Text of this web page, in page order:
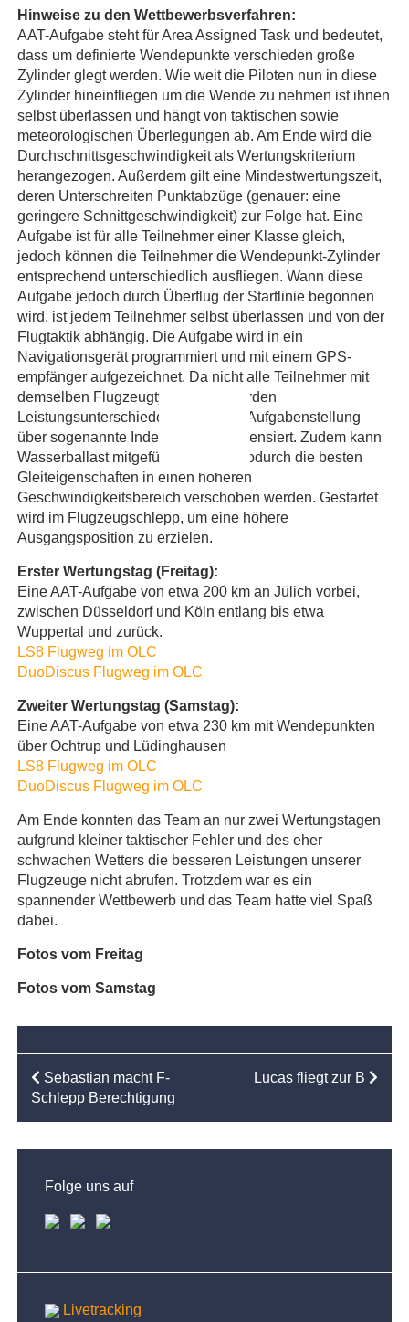
Hinweise zu den Wettbewerbsverfahren:
AAT-Aufgabe steht für Area Assigned Task und bedeutet,
dass um definierte Wendepunkte verschieden große
Zylinder glegt werden. Wie weit die Piloten nun in diese
Zylinder hineinfliegen um die Wende zu nehmen ist ihnen
selbst überlassen und hängt von taktischen sowie
meteorologischen Überlegungen ab. Am Ende wird die
Durchschnittsgeschwindigkeit als Wertungskriterium
herangezogen. Außerdem gilt eine Mindestwertungszeit,
deren Unterschreiten Punktabzüge (genauer: eine
geringere Schnittgeschwindigkeit) zur Folge hat. Eine
Aufgabe ist für alle Teilnehmer einer Klasse gleich,
jedoch können die Teilnehmer die Wendepunkt-Zylinder
entsprechend unterschiedlich ausfliegen. Wann diese
Aufgabe jedoch durch Überflug der Startlinie begonnen
wird, ist jedem Teilnehmer selbst überlassen und von der
Flugtaktik abhängig. Die Aufgabe wird in ein
Navigationsgerät programmiert und mit einem GPS-
empfänger aufgezeichnet. Da nicht alle Teilnehmer mit
demselben Flugzeugtyp fliegen, werden
Leistungsunterschiede bei gleicher Aufgabenstellung
über sogenannte Indexpunkte kompensiert. Zudem kann
Wasserballast mitgeführt werden, wodurch die besten
Gleiteigenschaften in einen höheren
Geschwindigkeitsbereich verschoben werden. Gestartet
wird im Flugzeugschlepp, um eine höhere
Ausgangsposition zu erzielen.
Erster Wertungstag (Freitag):
Eine AAT-Aufgabe von etwa 200 km an Jülich vorbei,
zwischen Düsseldorf und Köln entlang bis etwa
Wuppertal und zurück.
LS8 Flugweg im OLC
DuoDiscus Flugweg im OLC
Zweiter Wertungstag (Samstag):
Eine AAT-Aufgabe von etwa 230 km mit Wendepunkten
über Ochtrup und Lüdinghausen
LS8 Flugweg im OLC
DuoDiscus Flugweg im OLC
Am Ende konnten das Team an nur zwei Wertungstagen
aufgrund kleiner taktischer Fehler und des eher
schwachen Wetters die besseren Leistungen unserer
Flugzeuge nicht abrufen. Trotzdem war es ein
spannender Wettbewerb und das Team hatte viel Spaß
dabei.
Fotos vom Freitag
Fotos vom Samstag
BEITRAGSNAVIGATION
Sebastian macht F-
Schlepp Berechtigung
Lucas fliegt zur B
Folge uns auf
Livetracking